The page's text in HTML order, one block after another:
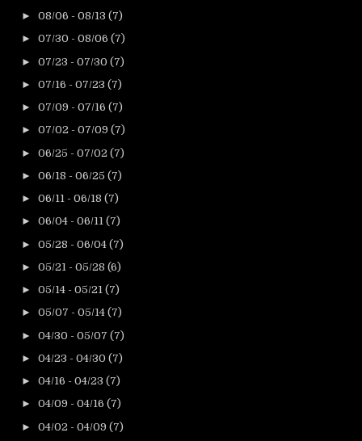
► 08/06 - 08/13 (7)
► 07/30 - 08/06 (7)
► 07/23 - 07/30 (7)
► 07/16 - 07/23 (7)
► 07/09 - 07/16 (7)
► 07/02 - 07/09 (7)
► 06/25 - 07/02 (7)
► 06/18 - 06/25 (7)
► 06/11 - 06/18 (7)
► 06/04 - 06/11 (7)
► 05/28 - 06/04 (7)
► 05/21 - 05/28 (6)
► 05/14 - 05/21 (7)
► 05/07 - 05/14 (7)
► 04/30 - 05/07 (7)
► 04/23 - 04/30 (7)
► 04/16 - 04/23 (7)
► 04/09 - 04/16 (7)
► 04/02 - 04/09 (7)